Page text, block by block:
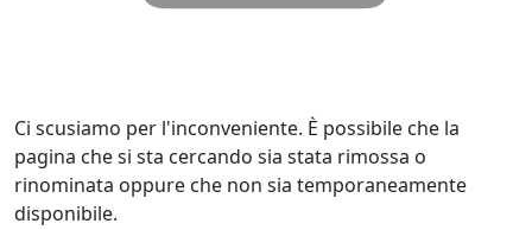
Ci scusiamo per l'inconveniente. È possibile che la
pagina che si sta cercando sia stata rimossa o
rinominata oppure che non sia temporaneamente
disponibile.